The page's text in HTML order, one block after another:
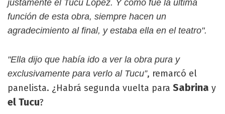
justamente el Tucu López. Y como fue la última
función de esta obra, siempre hacen un
agradecimiento al final, y estaba ella en el teatro".
"Ella dijo que había ido a ver la obra pura y
exclusivamente para verlo al Tucu”, remarcó el
panelista. ¿Habrá segunda vuelta para Sabrina y
el Tucu?